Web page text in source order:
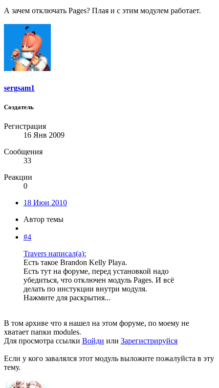
А зачем отключать Pages? Плая и с этим модулем работает.
sergsam1
Создатель
Регистрация
16 Янв 2009
Сообщения
33
Реакции
0
18 Июн 2010
Автор темы
#4
Travers написал(а):
Есть такое Brandon Kelly Playa.
Есть тут на форуме, перед установкой надо
убедиться, что отключен модуль Pages. И всё
делать по инстукции внутри модуля.
Нажмите для раскрытия...
В том архиве что я нашел на этом форуме, по моему не
хватает папки modules.
Для просмотра ссылки Войди или Зарегистрируйся
Если у кого завалялся этот модуль выложите пожалуйста в эту
тему.